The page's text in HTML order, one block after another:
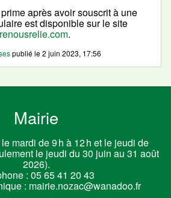
après avoir souscrit à une
est disponible sur le site
.
publié le2 juin 2023, 17:56
Mairie
mardi de 9 h à 12 h et le jeudi de
le jeudi du 30 juin au 31 août
2026).
: 05 65 41 20 43
: mairie.nozac@wanadoo.fr